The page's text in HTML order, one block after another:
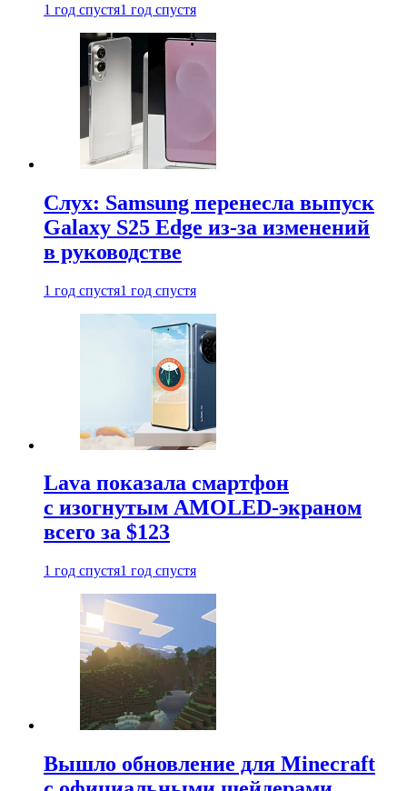
1 год спустя1 год спустя
Слух: Samsung перенесла выпуск
Galaxy S25 Edge из-за изменений
в руководстве
1 год спустя1 год спустя
Lava показала смартфон
с изогнутым AMOLED-экраном
всего за $123
1 год спустя1 год спустя
Вышло обновление для Minecraft